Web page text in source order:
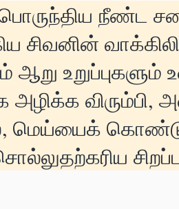
நீண்ட
சிவனின்
ஆறு
அழிக்க
மெய்யைக் கொண்டு